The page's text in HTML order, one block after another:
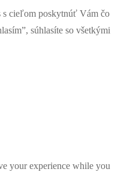
cieľom poskytnúť Vám čo
súhlasíte so všetkými
your experience while you